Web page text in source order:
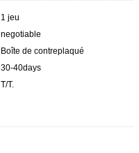
1 jeu
negotiable
Boîte de contreplaqué
30-40days
T/T.